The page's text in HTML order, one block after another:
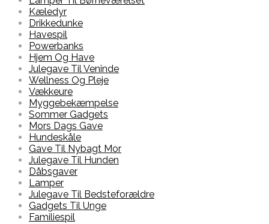
Kæledyr
Drikkedunke
Havespil
Powerbanks
Hjem Og Have
Julegave Til Veninde
Wellness Og Pleje
Vækkeure
Myggebekæmpelse
Sommer Gadgets
Mors Dags Gave
Hundeskåle
Gave Til Nybagt Mor
Julegave Til Hunden
Dåbsgaver
Lamper
Julegave Til Bedsteforældre
Gadgets Til Unge
Familiespil